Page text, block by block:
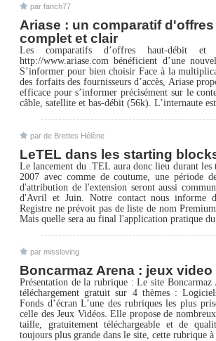
par fanch77
Ariase : un comparatif
complet et clair
Les comparatifs d’offres haut-débit
http://www.ariase.com bénéficient d’une
S’informer pour bien choisir Face à la
des forfaits des fournisseurs d’accès, Ariase
efficace pour s’informer précisément sur le
câble, satellite et bas-débit (56k). L’internaute
par de Brettes Hélène
LeTEL dans les starting
Le lancement du .TEL aura donc lieu durant les
2007 avec comme de coutume, une période
d'attribution de l'extension seront aussi
d'Avril et Juin. Notre contact nous informe
Registre ne prévoit pas de liste de nom
Mais quelle sera au final l'application pratique
par missloving
Boncarmaz Arena : jeux
Présentation de la rubrique : Le site Boncarmaz
téléchargement gratuit sur 4 thèmes :
Fonds d’écran L’une des rubriques les plus
celle des Jeux Vidéos. Elle propose de
taille, gratuitement téléchargeable et de
toujours plus grande dans le site, cette rubrique